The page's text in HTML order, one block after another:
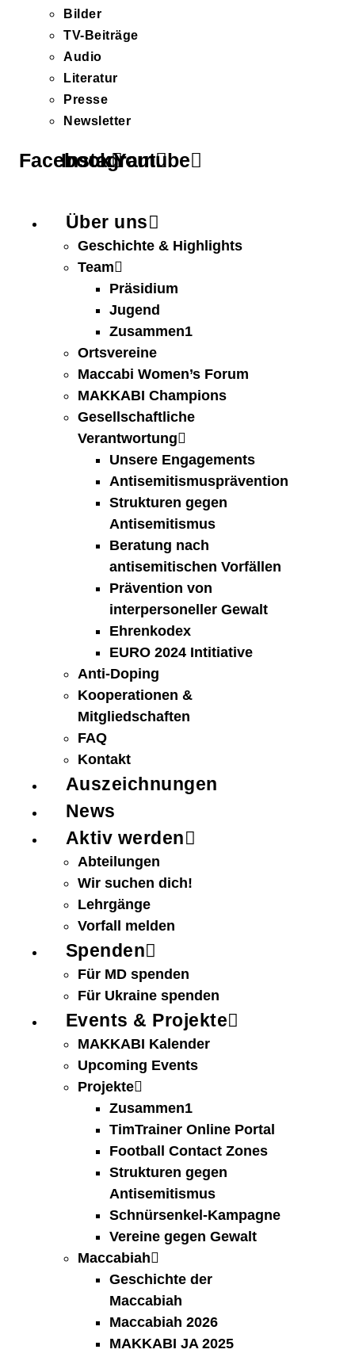
Bilder
TV-Beiträge
Audio
Literatur
Presse
Newsletter
Facebook
Instagram
Youtube
Über uns
Geschichte & Highlights
Team
Präsidium
Jugend
Zusammen1
Ortsvereine
Maccabi Women’s Forum
MAKKABI Champions
Gesellschaftliche
Verantwortung
Unsere Engagements
Antisemitismusprävention
Strukturen gegen
Antisemitismus
Beratung nach
antisemitischen Vorfällen
Prävention von
interpersoneller Gewalt
Ehrenkodex
EURO 2024 Intitiative
Anti-Doping
Kooperationen &
Mitgliedschaften
FAQ
Kontakt
Auszeichnungen
News
Aktiv werden
Abteilungen
Wir suchen dich!
Lehrgänge
Vorfall melden
Spenden
Für MD spenden
Für Ukraine spenden
Events & Projekte
MAKKABI Kalender
Upcoming Events
Projekte
Zusammen1
TimTrainer Online Portal
Football Contact Zones
Strukturen gegen
Antisemitismus
Schnürsenkel-Kampagne
Vereine gegen Gewalt
Maccabiah
Geschichte der
Maccabiah
Maccabiah 2026
MAKKABI JA 2025